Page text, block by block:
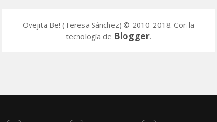
Ovejita Be! (Teresa Sánchez) © 2010-2018. Con la
tecnología de Blogger.